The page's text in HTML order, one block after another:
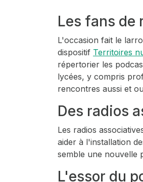
Les fans de
L'occasion fait le
dispositif Territoires
répertorier les
lycées, y compris
rencontres aussi et
Des radios
Les radios
aider à l'installation
semble une nouvelle
L'essor du